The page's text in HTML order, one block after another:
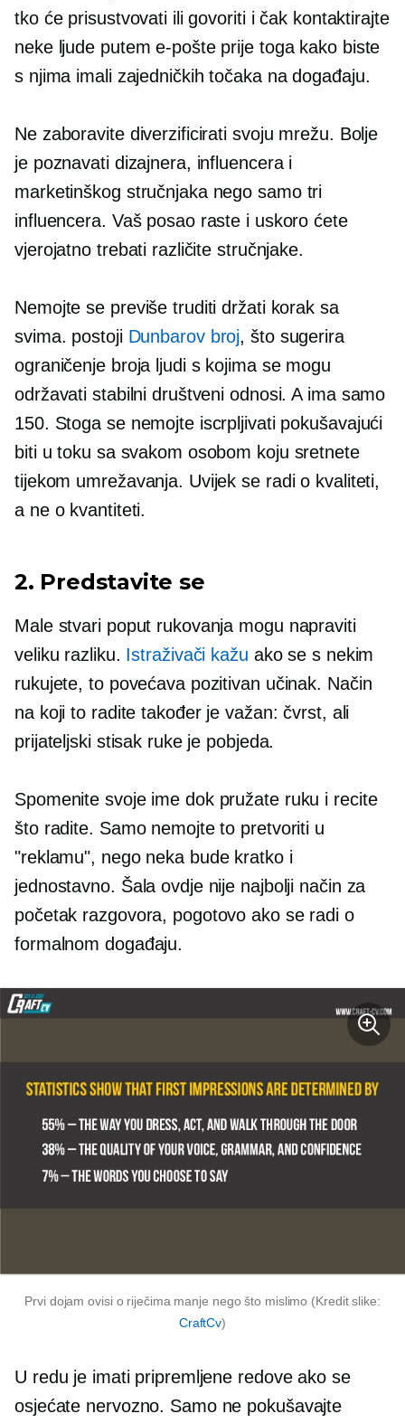
tko će prisustvovati ili govoriti i čak kontaktirajte
neke ljude putem e-pošte prije toga kako biste
s njima imali zajedničkih točaka na događaju.
Ne zaboravite diverzificirati svoju mrežu. Bolje
je poznavati dizajnera, influencera i
marketinškog stručnjaka nego samo tri
influencera. Vaš posao raste i uskoro ćete
vjerojatno trebati različite stručnjake.
Nemojte se previše truditi držati korak sa
svima. postoji Dunbarov broj, što sugerira
ograničenje broja ljudi s kojima se mogu
održavati stabilni društveni odnosi. A ima samo
150. Stoga se nemojte iscrpljivati ​​pokušavajući
biti u toku sa svakom osobom koju sretnete
tijekom umrežavanja. Uvijek se radi o kvaliteti,
a ne o kvantiteti.
2. Predstavite se
Male stvari poput rukovanja mogu napraviti
veliku razliku. Istraživači kažu ako se s nekim
rukujete, to povećava pozitivan učinak. Način
na koji to radite također je važan: čvrst, ali
prijateljski stisak ruke je pobjeda.
Spomenite svoje ime dok pružate ruku i recite
što radite. Samo nemojte to pretvoriti u
"reklamu", nego neka bude kratko i
jednostavno. Šala ovdje nije najbolji način za
početak razgovora, pogotovo ako se radi o
formalnom događaju.
Prvi dojam ovisi o riječima manje nego što mislimo (Kredit slike:
CraftCv)
U redu je imati pripremljene redove ako se
osjećate nervozno. Samo ne pokušavajte